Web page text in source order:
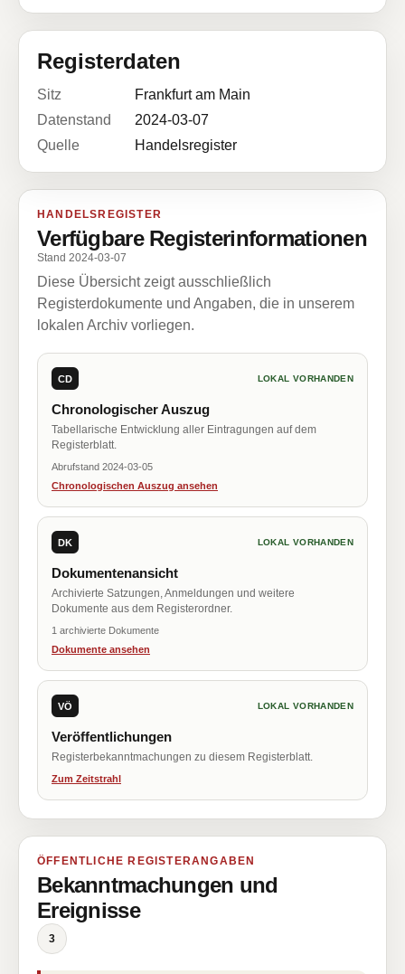
Registerdaten
Sitz
Frankfurt am Main
Datenstand
2024-03-07
Quelle
Handelsregister
HANDELSREGISTER
Verfügbare Registerinformationen
Stand 2024-03-07
Diese Übersicht zeigt ausschließlich
Registerdokumente und Angaben, die in unserem
lokalen Archiv vorliegen.
CD LOKAL VORHANDEN
Chronologischer Auszug
Tabellarische Entwicklung aller Eintragungen auf dem
Registerblatt.
Abrufstand 2024-03-05
Chronologischen Auszug ansehen
DK LOKAL VORHANDEN
Dokumentenansicht
Archivierte Satzungen, Anmeldungen und weitere
Dokumente aus dem Registerordner.
1 archivierte Dokumente
Dokumente ansehen
VÖ LOKAL VORHANDEN
Veröffentlichungen
Registerbekanntmachungen zu diesem Registerblatt.
Zum Zeitstrahl
ÖFFENTLICHE REGISTERANGABEN
Bekanntmachungen und
Ereignisse
3